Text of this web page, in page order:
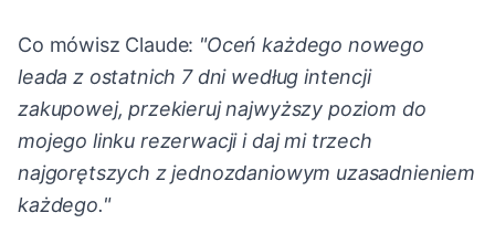
Co mówisz Claude: "Oceń każdego nowego
leada z ostatnich 7 dni według intencji
zakupowej, przekieruj najwyższy poziom do
mojego linku rezerwacji i daj mi trzech
najgorętszych z jednozdaniowym uzasadnieniem
każdego."